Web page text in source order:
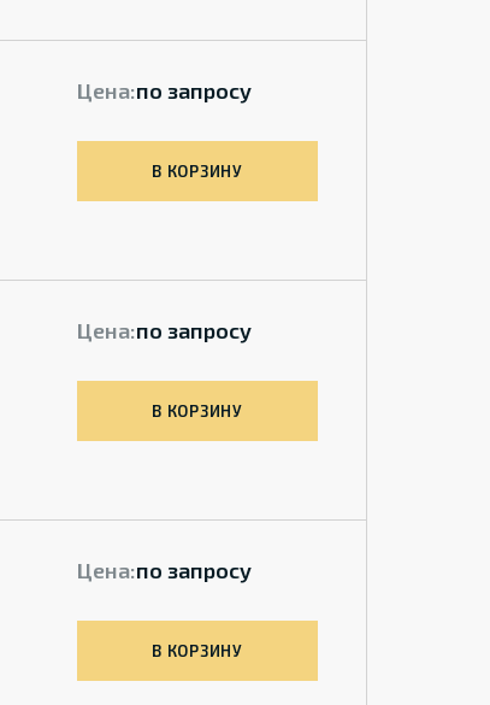
Цена:по запросу
В КОРЗИНУ
Цена:по запросу
В КОРЗИНУ
Цена:по запросу
В КОРЗИНУ